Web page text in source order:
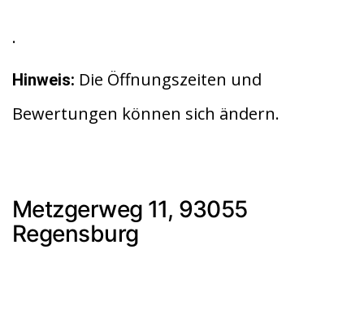
.
Hinweis: Die Öffnungszeiten und
Bewertungen können sich ändern.
Metzgerweg 11, 93055
Regensburg